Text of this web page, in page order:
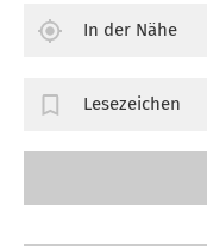
In der Nähe
Lesezeichen